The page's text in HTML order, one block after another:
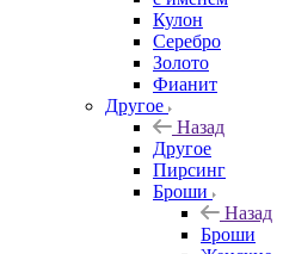
Кулон
Серебро
Золото
Фианит
Другое
Назад
Другое
Пирсинг
Броши
Назад
Броши